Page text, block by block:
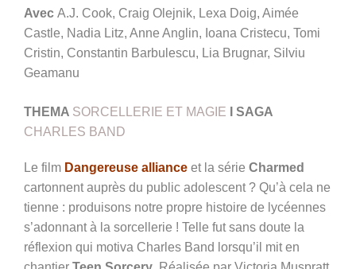
Avec A.J. Cook, Craig Olejnik, Lexa Doig, Aimée
Castle, Nadia Litz, Anne Anglin, Ioana Cristecu, Tomi
Cristin, Constantin Barbulescu, Lia Brugnar, Silviu
Geamanu
THEMA SORCELLERIE ET MAGIE
I SAGA
CHARLES BAND
Le film Dangereuse alliance et la série Charmed
cartonnent auprès du public adolescent ? Qu’à cela ne
tienne : produisons notre propre histoire de lycéennes
s’adonnant à la sorcellerie ! Telle fut sans doute la
réflexion qui motiva Charles Band lorsqu’il mit en